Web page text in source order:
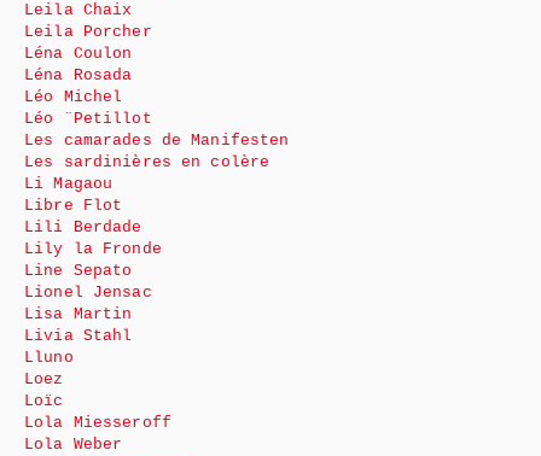
Leila Chaix
Leila Porcher
Léna Coulon
Léna Rosada
Léo Michel
Léo ¨Petillot
Les camarades de Manifesten
Les sardinières en colère
Li Magaou
Libre Flot
Lili Berdade
Lily la Fronde
Line Sepato
Lionel Jensac
Lisa Martin
Livia Stahl
Lluno
Loez
Loïc
Lola Miesseroff
Lola Weber